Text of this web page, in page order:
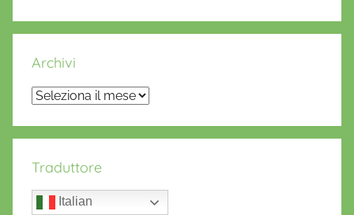
Archivi
Archivi
Traduttore
Italian